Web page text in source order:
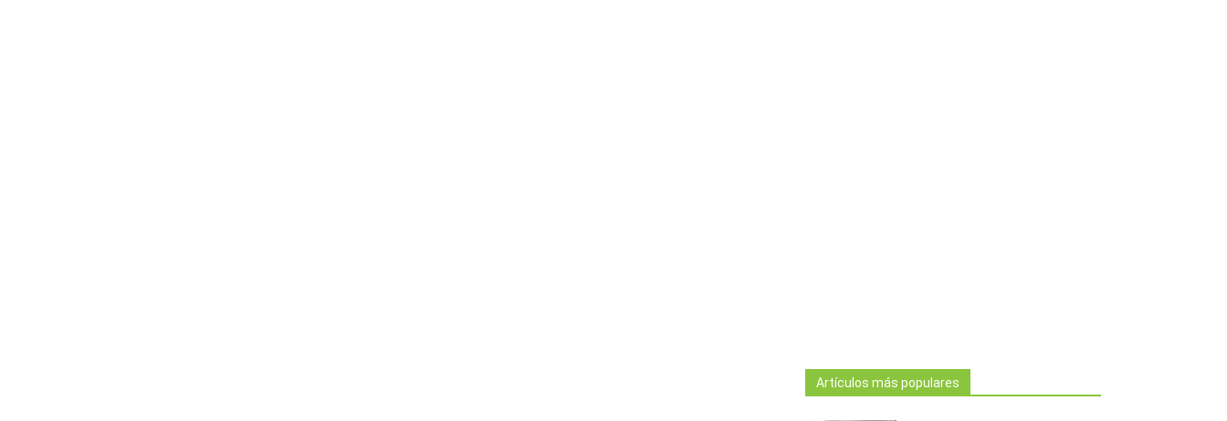
Artículos más populares